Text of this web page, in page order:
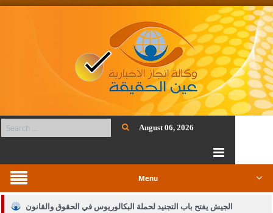
August 06, 2026
Menu
الجيش يفتح باب التجنيد لحملة البكالوريوس في الحقوق والقانون